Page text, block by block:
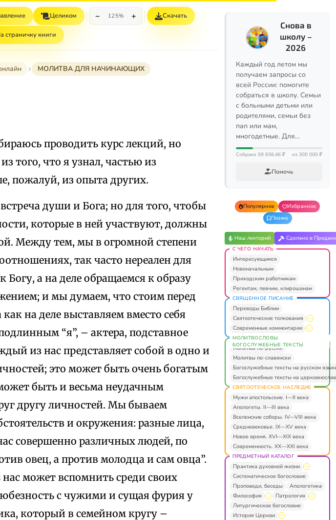
Целиком − 125% + Скачать
страничку книги
МОЛИТВА ДЛЯ НАЧИНАЮЩИХ
проводить курс лекций, но
того, что я узнал, частью из
пожалуй, из опыта других.
души и Бога; но для того, чтобы
которые в ней участвуют, должны
Между тем, мы в огромной степени
так часто нереален для
а на деле обращаемся к образу
и мы думаем, что стоим перед
на деле выставляем вместо себя
“я”, – актера, подставное
из нас представляет собой в одно и
это может быть очень богатым
быть и весьма неудачным
другу личностей. Мы бываем
и окружения: разные лица,
совершенно различных людей, по
овец, а против молодца и сам овца”.
может вспомнить среди своих
с чужими и сущая фурия у
который в семейном кругу –
Снова в
школу –
2026
Каждый год летом мы
получаем запросы со
всей России: помогите
собраться в школу. Семьи
с больными детьми или
родителями, семьи без
пап или мам,
многодетные. Для…
Собрано 59 836,46 ₽ из 300 000 ₽
Помочь
Популярное
Избранное
Позже
Наш лекторий Сделано в
С ЧЕГО НАЧАТЬ
Интересующимся
Новоначальным
Приходским работникам
Регентам, певчим, клирошанам
СВЯЩЕННОЕ ПИСАНИЕ
Переводы Библии
Святоотеческие толкования
Современные комментарии
МОЛИТВОСЛОВЫ.
БОГОСЛУЖЕБНЫЕ ТЕКСТЫ
Молитвы по-русски
Молитвы по-славянски
Богослужебные тексты на русском
Богослужебные тексты на
СВЯТООТЕЧЕСКОЕ НАСЛЕДИЕ
Мужи апостольские. I—II века
Апологеты. II—III века
Вселенские соборы. IV—VIII века
Средневековье. IX—XV века
Новое время. XVI—XIX века
Современность. XX—XXI века
ПРЕДМЕТНЫЙ КАТАЛОГ
Практика духовной жизни
Систематическое богословие
Проповеди, беседы
Апологетика
Философия
Патрология
Литургическое богословие
История Церкви